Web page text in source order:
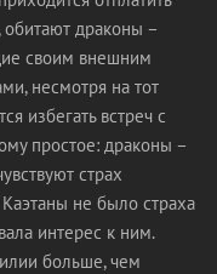
обитают драконы –
своим внешним
несмотря на тот
избегать встреч с
простое: драконы –
страх
не было страха
интерес к ним.
больше, чем